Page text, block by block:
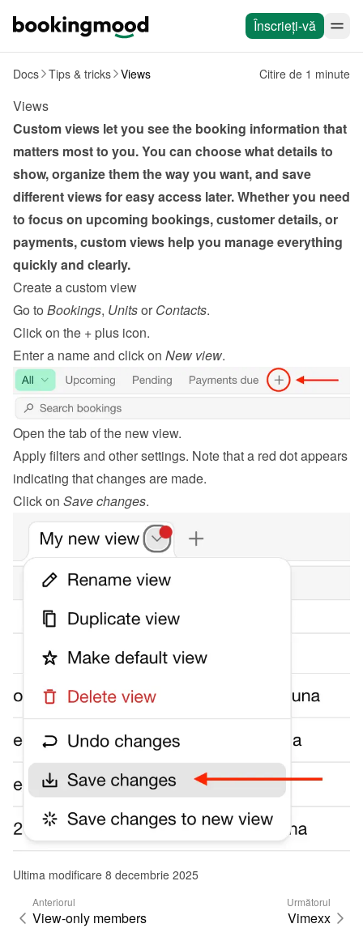
Înscrieți-vă
Docs Tips & tricks Views Citire de 1 minute
Views
Custom views let you see the booking information that
matters most to you. You can choose what details to
show, organize them the way you want, and save
different views for easy access later. Whether you need
to focus on upcoming bookings, customer details, or
payments, custom views help you manage everything
quickly and clearly.
Create a custom view
Go to Bookings, Units or Contacts.
Click on the + plus icon.
Enter a name and click on New view.
Open the tab of the new view.
Apply filters and other settings. Note that a red dot appears
indicating that changes are made.
Click on Save changes.
Ultima modificare 8 decembrie 2025
Anteriorul
View-only members
Următorul
Vimexx